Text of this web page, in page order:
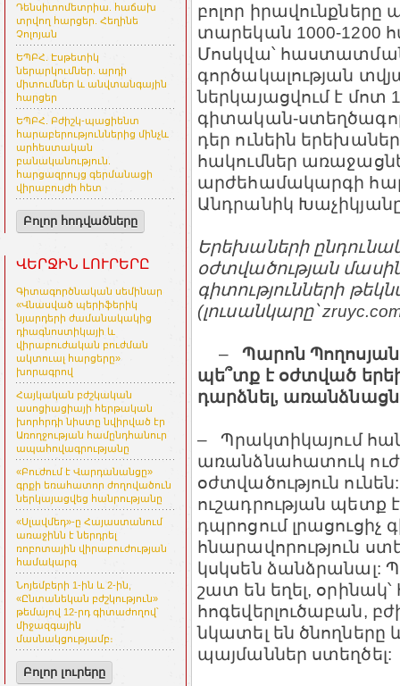
Դենսիտոմետրիա. հաճախ
տրվող հարցեր. Հեղինե
Չոլոյան
ԵՊԲՀ. Էսթետիկ
ներարկումներ. արդի
միտումներ և անվտանգային
հարցեր
ԵՊԲՀ. Բժիշկ-պացիենտ
հարաբերություններից մինչև
արհեստական
բանականություն.
հարցազրույց գերմանացի
վիրաբույժի հետ
Բոլոր հոդվածները
ՎԵՐՋԻՆ ԼՈՒՐԵՐԸ
Գիտագործնական սեմինար
«Վնասված պերիֆերիկ
նյարդերի ժամանակակից
դիագնոստիկայի և
վիրաբուժական բուժման
ակտուալ հարցերը»
խորագրով
Հայկական բժշկական
ասոցիացիայի հերթական
խորհրդի նիստը նվիրված էր
Առողջության համընդհանուր
ապահովագրությանը
«Բուժում է Վարդանանցը»
գրքի եռահատոր ժողովածուն
ներկայացվեց հանրությանը
«Սլավմեդ»-ը Հայաստանում
առաջինն է ներդրել
ռոբոտային վիրաբուժության
համակարգ
Նոյեմբերի 1-ին և 2-ին,
«Ընտանեկան բժշկություն»
թեմայով 12-րդ գիտաժողով՝
միջազգային
մասնակցությամբ։
Բոլոր լուրերը
բոլոր
տարեկան 1000-1200
Մոսկվա՝
գործակալության
ներկայացվում է մոտ
գիտական-
դեր ունեին
հակումներ
արժեհամակարգի
Անդրանիկ
Երեխաների
օժտվածության
գիտությունների
(լուսանկարը՝
–Պարոն
պե՞տք է օժտված
դարձնել,
– Պրակտիկայում
առանձնահատուկ
օժտվածություն
ուշադրության պետք
դպրոցում լրացուցիչ
հնարավորություն
կսկսեն ձանձրանալ:
շատ են եղել, օրինակ՝
հոգեվերլուծաբան,
նկատել են
պայմաններ ստեղծել: